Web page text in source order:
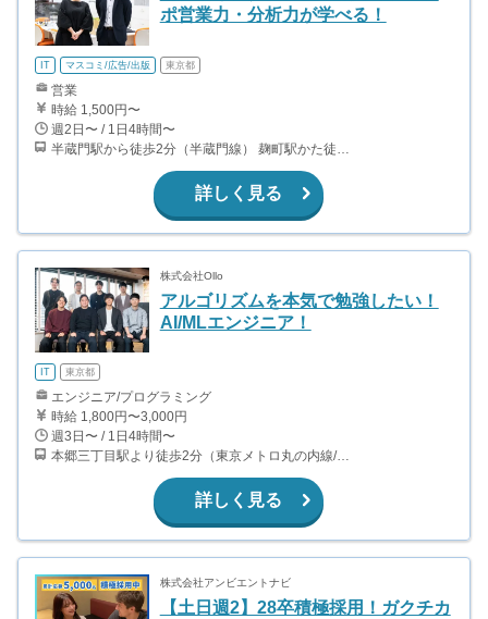
ポ営業力・分析力が学べる！
IT マスコミ/広告/出版 東京都
営業
時給 1,500円〜
週2日〜 / 1日4時間〜
詳しく見る
株式会社Ollo
アルゴリズムを本気で勉強したい！
AI/MLエンジニア！
IT 東京都
エンジニア/プログラミング
時給 1,800円〜3,000円
週3日〜 / 1日4時間〜
本郷三丁目駅より徒歩2分（東京メトロ丸の内線/都営地下鉄大江戸線）
詳しく見る
株式会社アンビエントナビ
【土日週2】28卒積極採用！ガクチカ